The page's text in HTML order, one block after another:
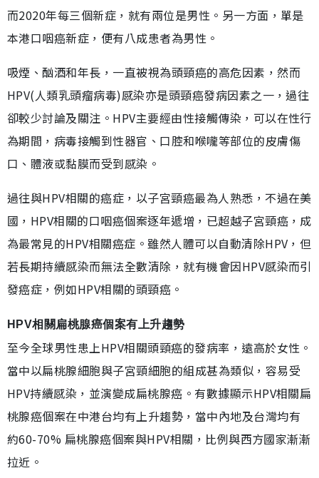
而2020年每三個新症，就有兩位是男性。另一方面，單是
本港口咽癌新症，便有八成患者為男性。
吸煙、酗酒和年長，一直被視為頭頸癌的高危因素，然而
HPV(人類乳頭瘤病毒)感染亦是頭頸癌發病因素之一，過往
卻較少討論及關注。HPV主要經由性接觸傳染，可以在性行
為期間，病毒接觸到性器官、口腔和喉嚨等部位的皮膚傷
口、體液或黏膜而受到感染。
過往與HPV相關的癌症，以子宮頸癌最為人熟悉，不過在美
國，HPV相關的口咽癌個案逐年遞增，已超越子宮頸癌，成
為最常見的HPV相關癌症。雖然人體可以自動清除HPV，但
若長期持續感染而無法全數清除，就有機會因HPV感染而引
發癌症，例如HPV相關的頭頸癌。
HPV相關扁桃腺癌個案有上升趨勢
至今全球男性患上HPV相關頭頸癌的發病率，遠高於女性。
當中以扁桃腺細胞與子宮頸細胞的組成甚為類似，容易受
HPV持續感染，並演變成扁桃腺癌。有數據顯示HPV相關扁
桃腺癌個案在中港台均有上升趨勢，當中內地及台灣均有
約60-70% 扁桃腺癌個案與HPV相關，比例與西方國家漸漸
拉近。